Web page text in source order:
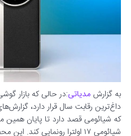
به گزارشمدیاتی:در حالی که بازار
داغ‌ترین رقابت سال قرار دارد،
که شیائومی قصد دارد تا پایان همین
شیائومی ۱۷ اولترا رونمایی کند.